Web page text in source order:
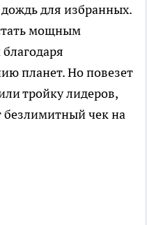
для избранных.
мощным
планет. Но повезет
тройку лидеров,
безлимитный чек на